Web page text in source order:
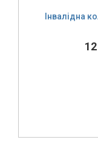
Інвалідна